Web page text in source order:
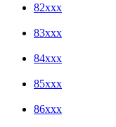
82xxx
83xxx
84xxx
85xxx
86xxx